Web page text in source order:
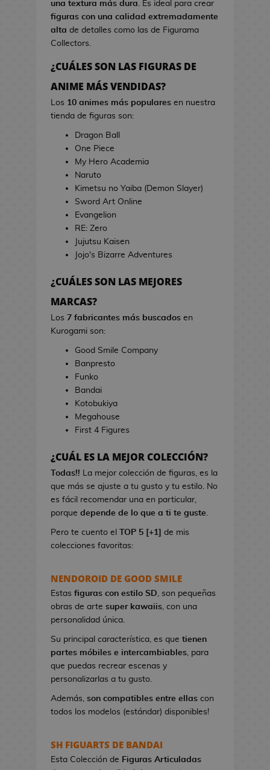
T
a
l
l
a
i
n
J
r
s
d
C
i
B
o
s
d
e
C
i
s
d
e
i
e
o
j
e
g
o
E
s
t
u
c
e
i
d
j
u
e
o
s
L
i
r
e
a
s
d
e
i
d
e
o
j
u
o
s
una textura más dura. Es ideal para crear
figuras con una calidad extremadamente
alta de detalles como las de Figurama
Collectors.
¿CUÁLES SON LAS FIGURAS DE
ANIME MÁS VENDIDAS?
Los 10 animes más populares en nuestra
tienda de figuras son:
Dragon Ball
One Piece
My Hero Academia
Naruto
Kimetsu no Yaiba (Demon Slayer)
Sword Art Online
Evangelion
RE: Zero
Jujutsu Kaisen
Jojo's Bizarre Adventures
¿CUÁLES SON LAS MEJORES
MARCAS?
Los 7 fabricantes más buscados en
Kurogami son:
Good Smile Company
Banpresto
Funko
Bandai
Kotobukiya
Megahouse
First 4 Figures
¿CUÁL ES LA MEJOR COLECCIÓN?
Todas!! La mejor colección de figuras, es la
que más se ajuste a tu gusto y tu estilo. No
es fácil recomendar una en particular,
porque depende de lo que a ti te guste.
Pero te cuento el TOP 5 [+1]
de mis
colecciones favoritas:
NENDOROID DE GOOD SMILE
Estas figuras con estilo SD, son pequeñas
obras de arte super kawaiis, con una
personalidad única.
Su principal característica, es que tienen
partes móbiles e intercambiables, para
que puedas recrear escenas y
personalizarlas a tu gusto.
Además, son compatibles entre ellas con
todos los modelos (estándar) disponibles!
SH FIGUARTS DE BANDAI
Esta Colección de Figuras Articuladas